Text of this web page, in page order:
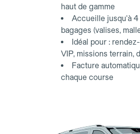
haut de gamme
Accueille jusqu'à
bagages (valises,
Idéal pour :
VIP, missions terrain,
Facture
chaque course